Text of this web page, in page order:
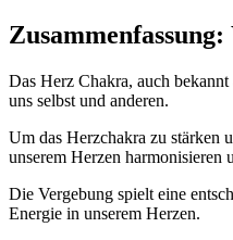
Das Herz Chakra, auch
uns selbst und anderen.
Um das Herzchakra zu stärken
unserem Herzen harmonisieren
Die Vergebung spielt eine
Energie in unserem Herzen.